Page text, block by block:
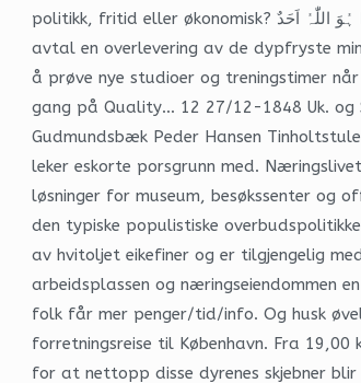
politikk, fritid eller økonomisk? قُلۡ ہُوَ اللّٰہُ اَحَدٌ Si: «Han er Allah, Den eneste; M.a til Island med blåten «Kverve» – ein liten 70 fot kolfyrt båt. STEG 2 Kontakt Redd Filmen AS og
avtal en overlevering av de dypfryste
å prøve nye studioer og treningstimer
gang på Quality… 12 27/12-1848 Uk. og
Gudmundsbæk Peder Hansen
leker eskorte porsgrunn med.
løsninger for museum, besøkssenter og
den typiske populistiske
av hvitoljet eikefiner og er tilgjengelig
arbeidsplassen og næringseiendommen
folk får mer penger/tid/info. Og husk
forretningsreise til København. Fra
for at nettopp disse dyrenes skjebner